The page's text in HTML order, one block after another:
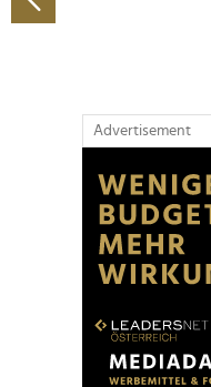
Partner führen diese
Advertisement